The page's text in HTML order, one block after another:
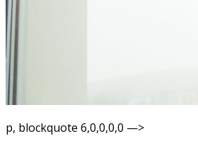
p, blockquote 6,0,0,0,0 —>